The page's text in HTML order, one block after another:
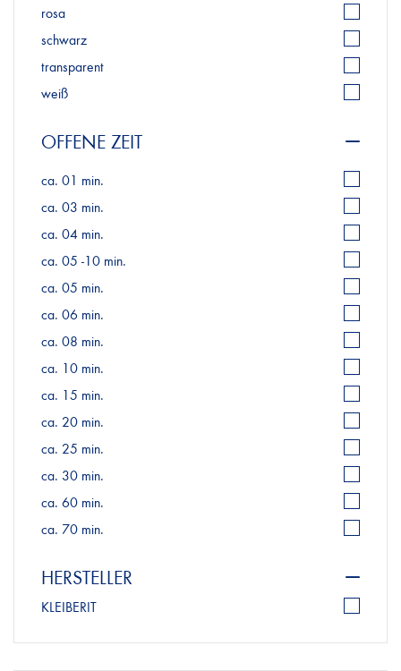
rosa
schwarz
transparent
weiß
OFFENE ZEIT
ca. 01 min.
ca. 03 min.
ca. 04 min.
ca. 05 -10 min.
ca. 05 min.
ca. 06 min.
ca. 08 min.
ca. 10 min.
ca. 15 min.
ca. 20 min.
ca. 25 min.
ca. 30 min.
ca. 60 min.
ca. 70 min.
HERSTELLER
KLEIBERIT